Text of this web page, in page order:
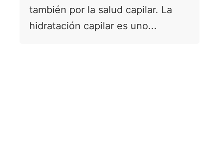
también por la salud capilar. La
hidratación capilar es uno...